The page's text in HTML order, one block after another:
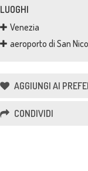
LUOGHI
Venezia
aeroporto di San
AGGIUNGI AI
CONDIVIDI